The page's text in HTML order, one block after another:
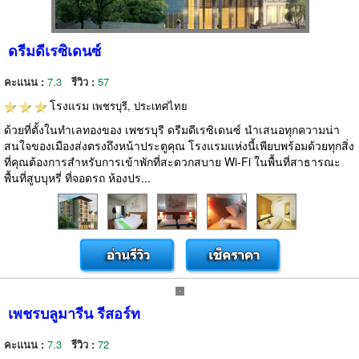
ดรีมดีเรซิเดนซ์
คะแนน : 7.3 รีวิว : 57
โรงแรม เพชรบุรี, ประเทศไทย
ด้วยที่ตั้งในทำเลทองของ เพชรบุรี ดรีมดีเรซิเดนซ์ นำเสนอทุกความน่า
สนใจของเมืองส่งตรงถึงหน้าประตูคุณ โรงแรมแห่งนี้เพียบพร้อมด้วยทุกสิ่ง
ที่คุณต้องการสำหรับการเข้าพักที่สะดวกสบาย Wi-Fi ในพื้นที่สาธารณะ
พื้นที่สูบบุหรี่ ที่จอดรถ ห้องปร...
เพชรบลูมารีน รีสอร์ท
คะแนน : 7.3 รีวิว : 72